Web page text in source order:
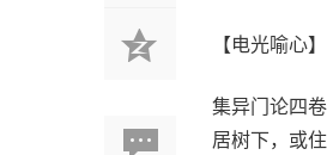
【电光喻心
集异门论四
居树下，或